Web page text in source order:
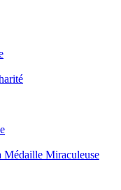
Médaille Miraculeuse